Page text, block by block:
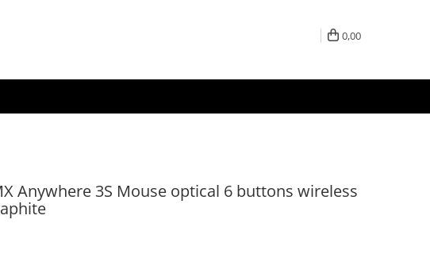
0,00
Anywhere 3S Mouse optical 6 buttons wireless